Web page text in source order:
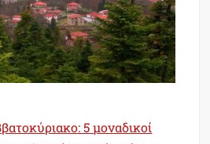
5 μοναδικοί